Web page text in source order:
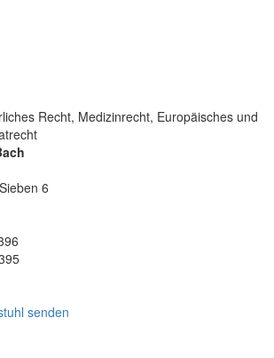
Recht, Medizinrecht, Europäisches und
6
senden